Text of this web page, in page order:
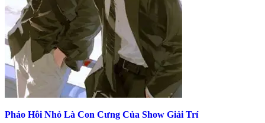
Pháo Hôi Nhỏ Là Con Cưng Của Show Giải Trí